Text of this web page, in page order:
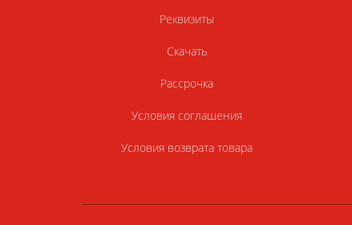
Реквизиты
Скачать
Рассрочка
Условия соглашения
Условия возврата товара